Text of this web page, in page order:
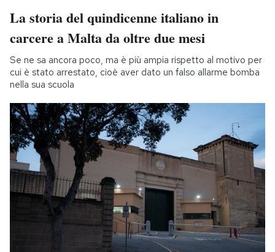
La storia del quindicenne italiano in
carcere a Malta da oltre due mesi
Se ne sa ancora poco, ma è più ampia rispetto al motivo per
cui è stato arrestato, cioè aver dato un falso allarme bomba
nella sua scuola